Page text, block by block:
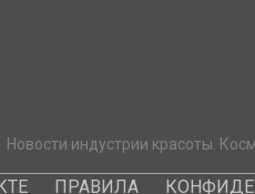
Новости индустрии красоты.
ПРАВИЛА